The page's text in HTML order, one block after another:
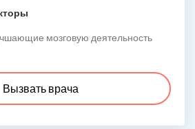
мозговую деятельность
Вызвать врача